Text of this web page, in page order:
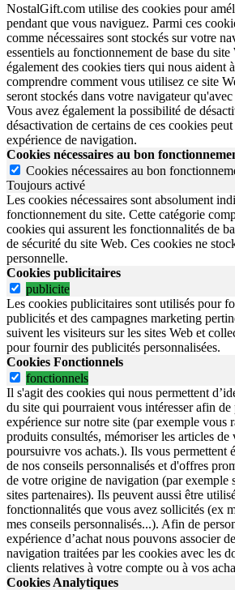
NostalGift.com utilise des cookies pour
pendant que vous naviguez. Parmi ces
comme nécessaires sont stockés sur votre
essentiels au fonctionnement de base du
également des cookies tiers qui nous aident
comprendre comment vous utilisez ce site
seront stockés dans votre navigateur
Vous avez également la possibilité de
désactivation de certains de ces cookies
expérience de navigation.
Cookies nécessaires au bon
Cookies nécessaires au bon
Toujours activé
Les cookies nécessaires sont absolument
fonctionnement du site. Cette catégorie
cookies qui assurent les fonctionnalités de
de sécurité du site Web. Ces cookies ne
personnelle.
Cookies publicitaires
publicite
Les cookies publicitaires sont utilisés pour
publicités et des campagnes marketing
suivent les visiteurs sur les sites Web et
pour fournir des publicités personnalisées.
Cookies Fonctionnels
fonctionnels
Il s'agit des cookies qui nous permettent
du site qui pourraient vous intéresser afin
expérience sur notre site (par exemple vous
produits consultés, mémoriser les articles de
poursuivre vos achats.). Ils vous permettent
de nos conseils personnalisés et d'offres
de votre origine de navigation (par exemple
sites partenaires). Ils peuvent aussi être
fonctionnalités que vous avez sollicités (ex
mes conseils personnalisés...). Afin de
expérience d’achat nous pouvons associer
navigation traitées par les cookies avec les
clients relatives à votre compte ou à vos
Cookies Analytiques